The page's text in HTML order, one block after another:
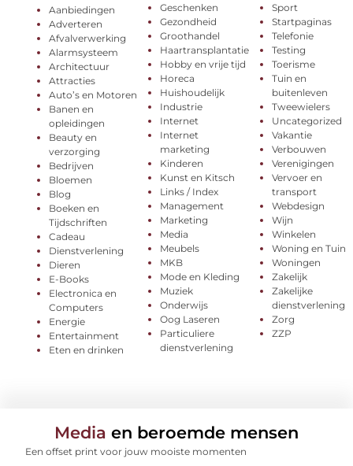
Aanbiedingen
Adverteren
Afvalverwerking
Alarmsysteem
Architectuur
Attracties
Auto’s en Motoren
Banen en
opleidingen
Beauty en
verzorging
Bedrijven
Bloemen
Blog
Boeken en
Tijdschriften
Cadeau
Dienstverlening
Dieren
E-Books
Electronica en
Computers
Energie
Entertainment
Eten en drinken
Geschenken
Gezondheid
Groothandel
Haartransplantatie
Hobby en vrije tijd
Horeca
Huishoudelijk
Industrie
Internet
Internet
marketing
Kinderen
Kunst en Kitsch
Links / Index
Management
Marketing
Media
Meubels
MKB
Mode en Kleding
Muziek
Onderwijs
Oog Laseren
Particuliere
dienstverlening
Sport
Startpaginas
Telefonie
Testing
Toerisme
Tuin en
buitenleven
Tweewielers
Uncategorized
Vakantie
Verbouwen
Verenigingen
Vervoer en
transport
Webdesign
Wijn
Winkelen
Woning en Tuin
Woningen
Zakelijk
Zakelijke
dienstverlening
Zorg
ZZP
Media en beroemde mensen
Een offset print voor jouw mooiste momenten